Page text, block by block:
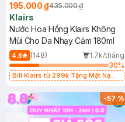
195.000 ₫435.000 ₫
Klairs
Nước Hoa Hồng Klairs Không
Mùi Cho Da Nhạy Cảm 180ml
4.8 (148)
1.7k/tháng
30%
Bill Klairs từ 299k Tặng Mặt Nạ
25ml (SL Có Hạn)
-57%